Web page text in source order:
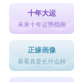
十年大运
未来十年运势指南
正缘画像
看看真爱长什么样